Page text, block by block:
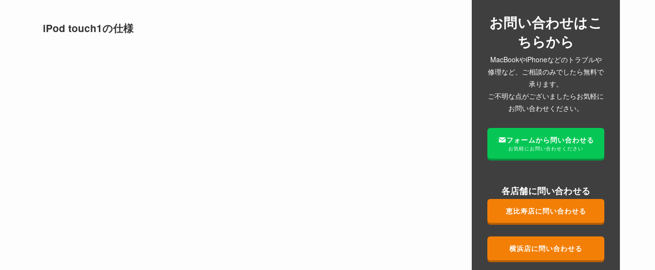
iPod touch1の仕様
お問い合わせはこ
ちらから
MacBookやiPhoneなどのトラブルや
修理など、ご相談のみでしたら無料で
承ります。
ご不明な点がございましたらお気軽に
お問い合わせください。
フォームから問い合わせる
お気軽にお問い合わせください
各店舗に問い合わせる
恵比寿店に問い合わせる
横浜店に問い合わせる